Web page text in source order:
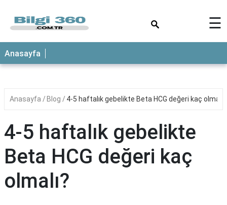
ANASAYFA
☰
Anasayfa
Anasayfa Blog 4-5 haftalık gebelikte Beta HCG değeri kaç olmalı?
4-5 haftalık gebelikte
Beta HCG değeri kaç
olmalı?